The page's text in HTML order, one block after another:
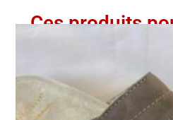
Ces produits